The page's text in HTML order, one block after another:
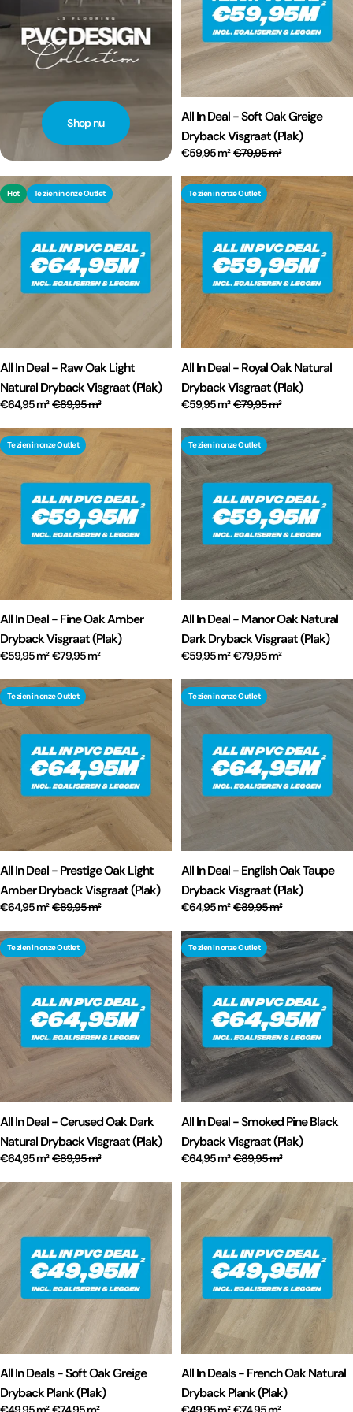
Shop nu
All In Deal - Soft Oak Greige
Dryback Visgraat (Plak)
€59,95 m²€79,95 m²
Hot Te zien in onze Outlet
All In Deal - Raw Oak Light
Natural Dryback Visgraat (Plak)
€64,95 m²€89,95 m²
Te zien in onze Outlet
All In Deal - Royal Oak Natural
Dryback Visgraat (Plak)
€59,95 m²€79,95 m²
Te zien in onze Outlet
All In Deal - Fine Oak Amber
Dryback Visgraat (Plak)
€59,95 m²€79,95 m²
Te zien in onze Outlet
All In Deal - Manor Oak Natural
Dark Dryback Visgraat (Plak)
€59,95 m²€79,95 m²
Te zien in onze Outlet
All In Deal - Prestige Oak Light
Amber Dryback Visgraat (Plak)
€64,95 m²€89,95 m²
Te zien in onze Outlet
All In Deal - English Oak Taupe
Dryback Visgraat (Plak)
€64,95 m²€89,95 m²
Te zien in onze Outlet
All In Deal - Cerused Oak Dark
Natural Dryback Visgraat (Plak)
€64,95 m²€89,95 m²
Te zien in onze Outlet
All In Deal - Smoked Pine Black
Dryback Visgraat (Plak)
€64,95 m²€89,95 m²
All In Deals - Soft Oak Greige
Dryback Plank (Plak)
All In Deals - French Oak Natural
Dryback Plank (Plak)